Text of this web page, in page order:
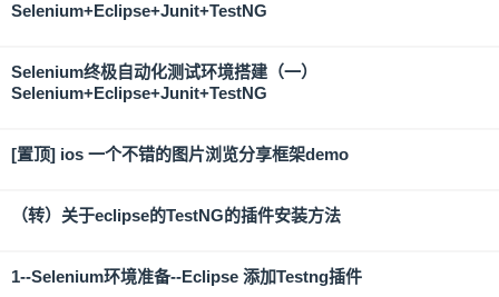
Selenium+Eclipse+Junit+TestNG
Selenium终极自动化测试环境搭建（一）
Selenium+Eclipse+Junit+TestNG
[置顶] ios 一个不错的图片浏览分享框架demo
（转）关于eclipse的TestNG的插件安装方法
1--Selenium环境准备--Eclipse 添加Testng插件